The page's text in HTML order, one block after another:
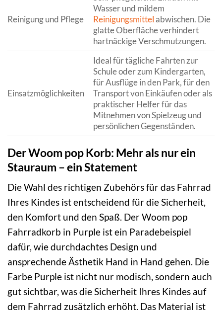
Reinigung und Pflege
Wasser und mildem
Reinigungsmittelabwischen. Die
glatte Oberfläche verhindert
hartnäckige Verschmutzungen.
Einsatzmöglichkeiten
Ideal für tägliche Fahrten zur
Schule oder zum Kindergarten,
für Ausflüge in den Park, für den
Transport von Einkäufen oder als
praktischer Helfer für das
Mitnehmen von Spielzeug und
persönlichen Gegenständen.
Der Woom pop Korb: Mehr als nur ein
Stauraum – ein Statement
Die Wahl des richtigen Zubehörs für das Fahrrad
Ihres Kindes ist entscheidend für die Sicherheit,
den Komfort und den Spaß. Der Woom pop
Fahrradkorb in Purple ist ein Paradebeispiel
dafür, wie durchdachtes Design und
ansprechende Ästhetik Hand in Hand gehen. Die
Farbe Purple ist nicht nur modisch, sondern auch
gut sichtbar, was die Sicherheit Ihres Kindes auf
dem Fahrrad zusätzlich erhöht. Das Material ist